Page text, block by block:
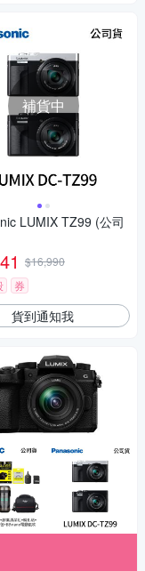
補貨中
LUMIX TZ99 (公司
$16,990
券
貨到通知我